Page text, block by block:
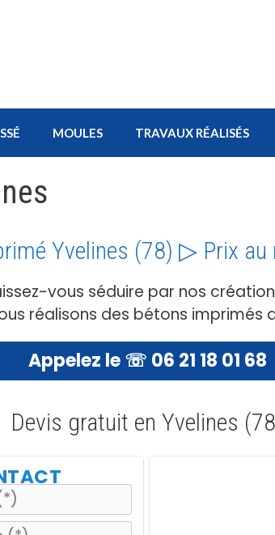
MOULES TRAVAUX RÉALISÉS
Yvelines (78) ▷ Prix au
vous séduire par nos
réalisons des bétons imprimés
Appelez le ☏ 06 21 18 01 68
Devis gratuit en Yvelines